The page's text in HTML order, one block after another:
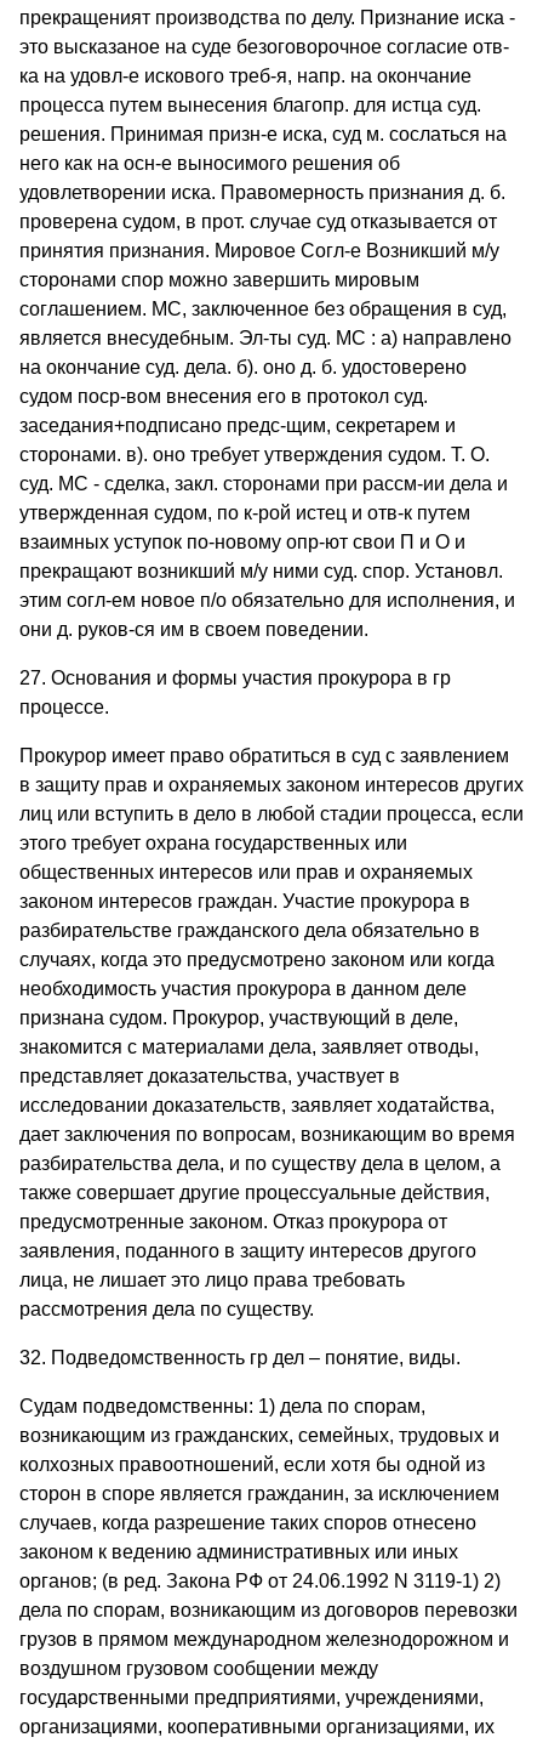
прекращеният производства по делу. Признание иска -
это высказаное на суде безоговорочное согласие отв-
ка на удовл-е искового треб-я, напр. на окончание
процесса путем вынесения благопр. для истца суд.
решения. Принимая призн-е иска, суд м. сослаться на
него как на осн-е выносимого решения об
удовлетворении иска. Правомерность признания д. б.
проверена судом, в прот. случае суд отказывается от
принятия признания. Мировое Согл-е Возникший м/у
сторонами спор можно завершить мировым
соглашением. МС, заключенное без обращения в суд,
является внесудебным. Эл-ты суд. МС : а) направлено
на окончание суд. дела. б). оно д. б. удостоверено
судом поср-вом внесения его в протокол суд.
заседания+подписано предс-щим, секретарем и
сторонами. в). оно требует утверждения судом. Т. О.
суд. МС - сделка, закл. сторонами при рассм-ии дела и
утвержденная судом, по к-рой истец и отв-к путем
взаимных уступок по-новому опр-ют свои П и О и
прекращают возникший м/у ними суд. спор. Установл.
этим согл-ем новое п/о обязательно для исполнения, и
они д. руков-ся им в своем поведении.
27. Основания и формы участия прокурора в гр
процессе.
Прокурор имеет право обратиться в суд с заявлением
в защиту прав и охраняемых законом интересов других
лиц или вступить в дело в любой стадии процесса, если
этого требует охрана государственных или
общественных интересов или прав и охраняемых
законом интересов граждан. Участие прокурора в
разбирательстве гражданского дела обязательно в
случаях, когда это предусмотрено законом или когда
необходимость участия прокурора в данном деле
признана судом. Прокурор, участвующий в деле,
знакомится с материалами дела, заявляет отводы,
представляет доказательства, участвует в
исследовании доказательств, заявляет ходатайства,
дает заключения по вопросам, возникающим во время
разбирательства дела, и по существу дела в целом, а
также совершает другие процессуальные действия,
предусмотренные законом. Отказ прокурора от
заявления, поданного в защиту интересов другого
лица, не лишает это лицо права требовать
рассмотрения дела по существу.
32. Подведомственность гр дел – понятие, виды.
Судам подведомственны: 1) дела по спорам,
возникающим из гражданских, семейных, трудовых и
колхозных правоотношений, если хотя бы одной из
сторон в споре является гражданин, за исключением
случаев, когда разрешение таких споров отнесено
законом к ведению административных или иных
органов; (в ред. Закона РФ от 24.06.1992 N 3119-1) 2)
дела по спорам, возникающим из договоров перевозки
грузов в прямом международном железнодорожном и
воздушном грузовом сообщении между
государственными предприятиями, учреждениями,
организациями, кооперативными организациями, их